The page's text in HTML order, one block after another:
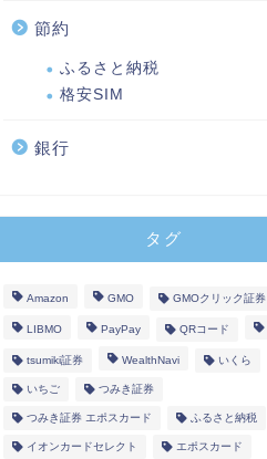
節約
ふるさと納税
格安SIM
銀行
タグ
Amazon GMO GMOクリック証券
LIBMO PayPay QRコード
tsumiki証券 WealthNavi いくら
いちご つみき証券
つみき証券 エポスカード ふるさと納税
イオンカードセレクト エポスカード